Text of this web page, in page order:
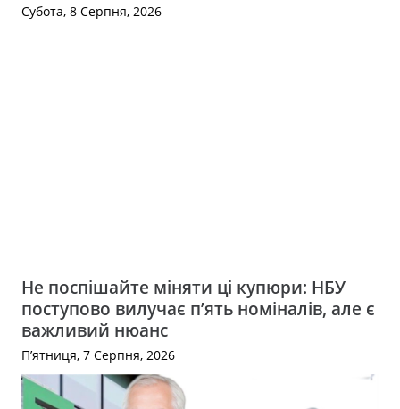
Субота, 8 Серпня, 2026
Не поспішайте міняти ці купюри: НБУ
поступово вилучає п’ять номіналів, але є
важливий нюанс
П’ятниця, 7 Серпня, 2026